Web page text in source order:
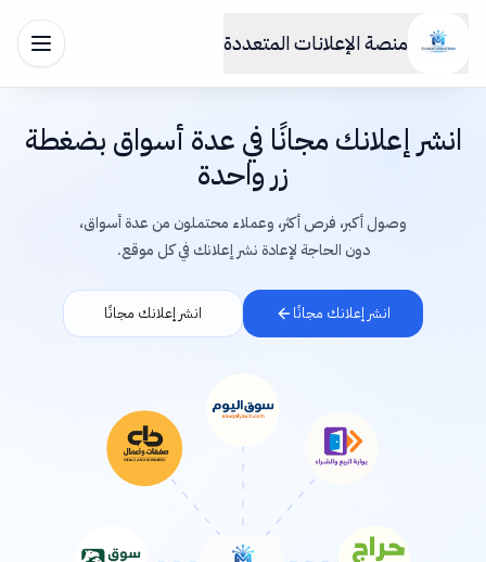
منصة الإعلانات المتعددة
انشر إعلانك مجانًا في عدة أسواق بضغطة
زر واحدة
وصول أكبر، فرص أكثر، وعملاء محتملون من عدة أسواق،
دون الحاجة لإعادة نشر إعلانك في كل موقع.
انشر إعلانك مجانًا انشر إعلانك مجانًا